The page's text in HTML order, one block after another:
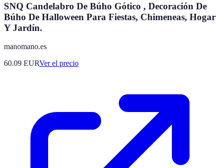
SNQ Candelabro De Búho Gótico , Decoración De
Búho De Halloween Para Fiestas, Chimeneas, Hogar
Y Jardín.
manomano.es
60.09 EURVer el precio